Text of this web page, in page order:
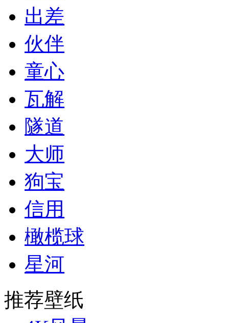
出差
伙伴
童心
瓦解
隧道
大师
狗宝
信用
橄榄球
星河
推荐壁纸